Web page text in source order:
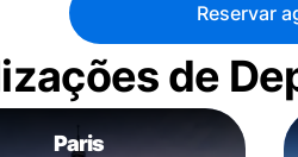
Reservar
de
Paris